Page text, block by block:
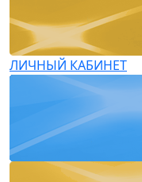
ЛИЧНЫЙ КАБИНЕТ